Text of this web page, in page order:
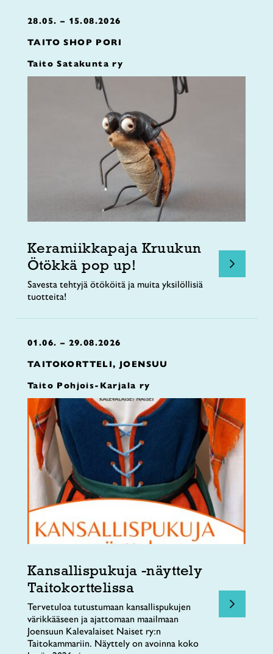
28.05. – 15.08.2026
TAITO SHOP PORI
Taito Satakunta ry
Keramiikkapaja Kruukun
Ötökkä pop up!
Savesta tehtyjä ötököitä ja muita yksilöllisiä
tuotteita!
01.06. – 29.08.2026
TAITOKORTTELI, JOENSUU
Taito Pohjois-Karjala ry
Kansallispukuja -näyttely
Taitokorttelissa
Tervetuloa tutustumaan kansallispukujen
värikkääseen ja ajattomaan maailmaan
Joensuun Kalevalaiset Naiset ry:n
Taitokammariin. Näyttely on avoinna koko